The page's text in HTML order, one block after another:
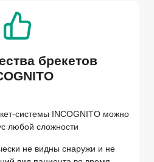
брекетов
системы INCOGNITO можно
любой сложности
не видны снаружи и не